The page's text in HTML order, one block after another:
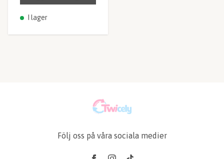
I lager
Följ oss på våra sociala medier